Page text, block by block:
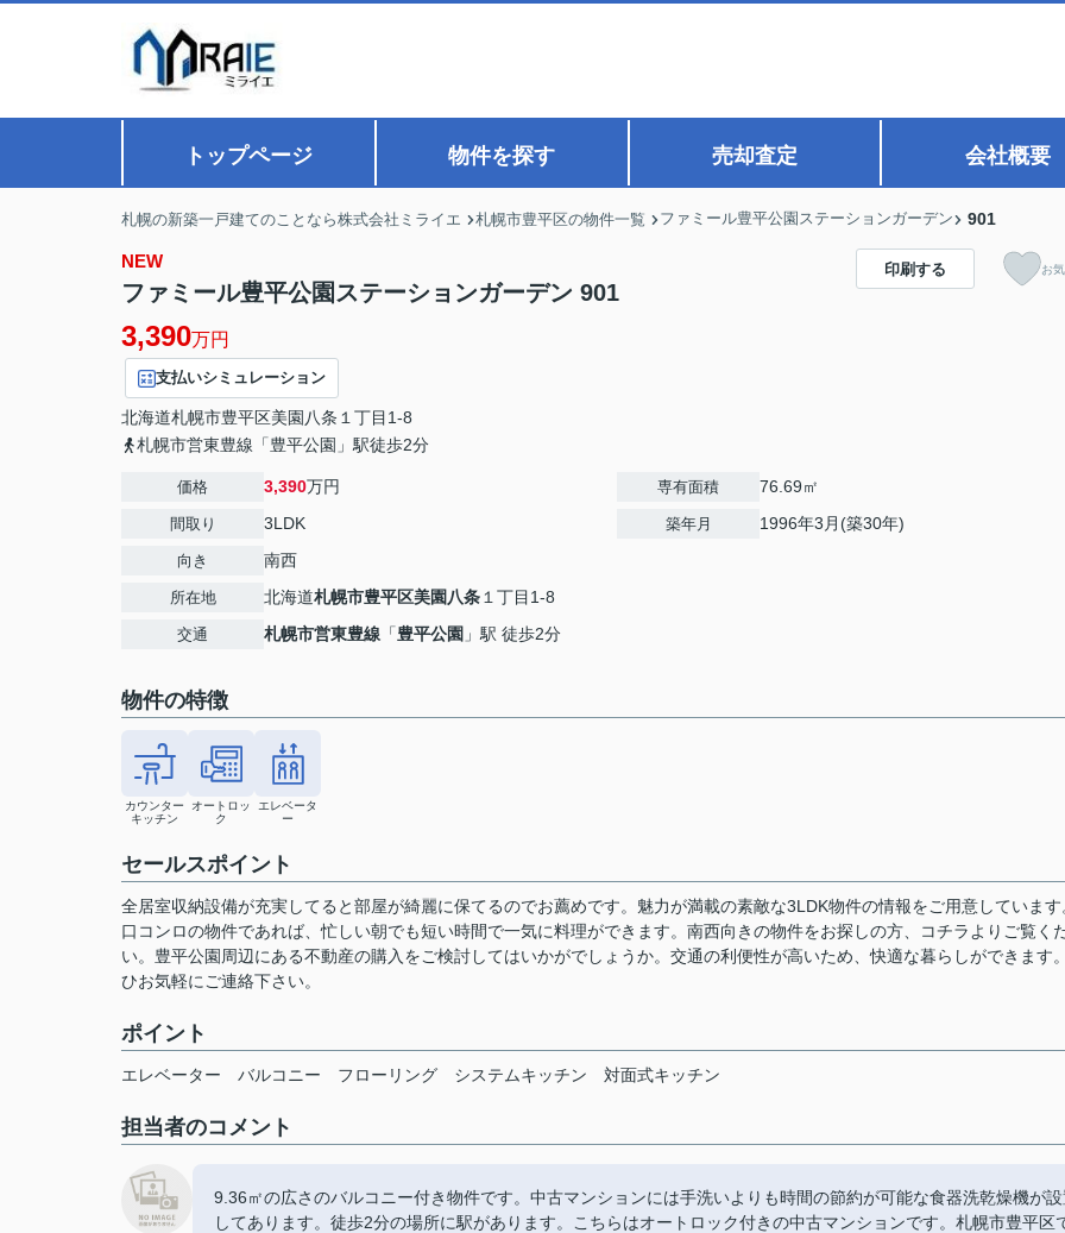
トップページ 物件を探す 売却査定 会社概要
札幌の新築一戸建てのことなら株式会社ミライエ 札幌市豊平区の物件一覧 ファミール豊平公園ステーションガーデン 901
NEW
ファミール豊平公園ステーションガーデン 901
3,390万円
支払いシミュレーション
北海道札幌市豊平区美園八条 １丁目1-8
札幌市営東豊線「豊平公園」駅徒歩2分
印刷する お
価格 3,390万円
間取り 3LDK
向き 南西
所在地 北海道札幌市豊平区美園八条 １丁目1-8
交通 札幌市営東豊線 「豊平公園 」駅 徒歩2分
専有面積 76.69㎡
築年月 1996年3月(築30年)
物件の特徴
カウンター
キッチン
オートロッ
ク
エレベータ
ー
セールスポイント
全居室収納設備が充実してると部屋が綺麗に保てるのでお薦めです。魅力が満載の素敵な3LDK物件の情報をご用意しています
口コンロの物件であれば、忙しい朝でも短い時間で一気に料理ができます。南西向きの物件をお探しの方、コチラよりご覧く
い。豊平公園周辺にある不動産の購入をご検討してはいかがでしょうか。交通の利便性が高いため、快適な暮らしができます
ひお気軽にご連絡下さい。
ポイント
エレベーター バルコニー フローリング システムキッチン 対面式キッチン
担当者のコメント
9.36㎡の広さのバルコニー付き物件です。中古マンションには手洗いよりも時間の節約が可能な食器洗乾燥機が
してあります。徒歩2分の場所に駅があります。こちらはオートロック付きの中古マンションです。札幌市豊平区